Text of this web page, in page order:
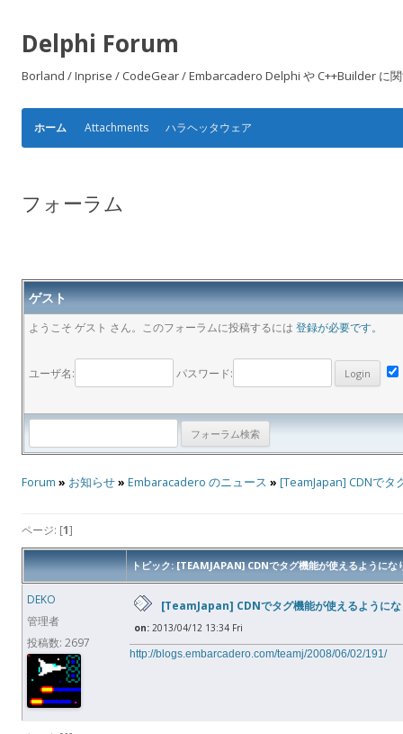
Delphi Forum
Borland / Inprise / CodeGear / Embarcadero Delphi や C++Builder に
ホーム Attachments ハラヘッタウェア
フォーラム
ゲスト
ようこそ ゲスト さん。このフォーラムに投稿するには 登録が必要です。
ユーザ名: パスワード:
Forum » お知らせ» Embaracadero のニュース » [TeamJapan] CDNで
ページ: [1]
トピック: [TEAMJAPAN] CDNでタグ機能が使えるようにな
DEKO
管理者
投稿数: 2697
[TeamJapan] CDNでタグ機能が使えるようにな
on: 2013/04/12 13:34 Fri
http://blogs.embarcadero.com/teamj/2008/06/02/191/